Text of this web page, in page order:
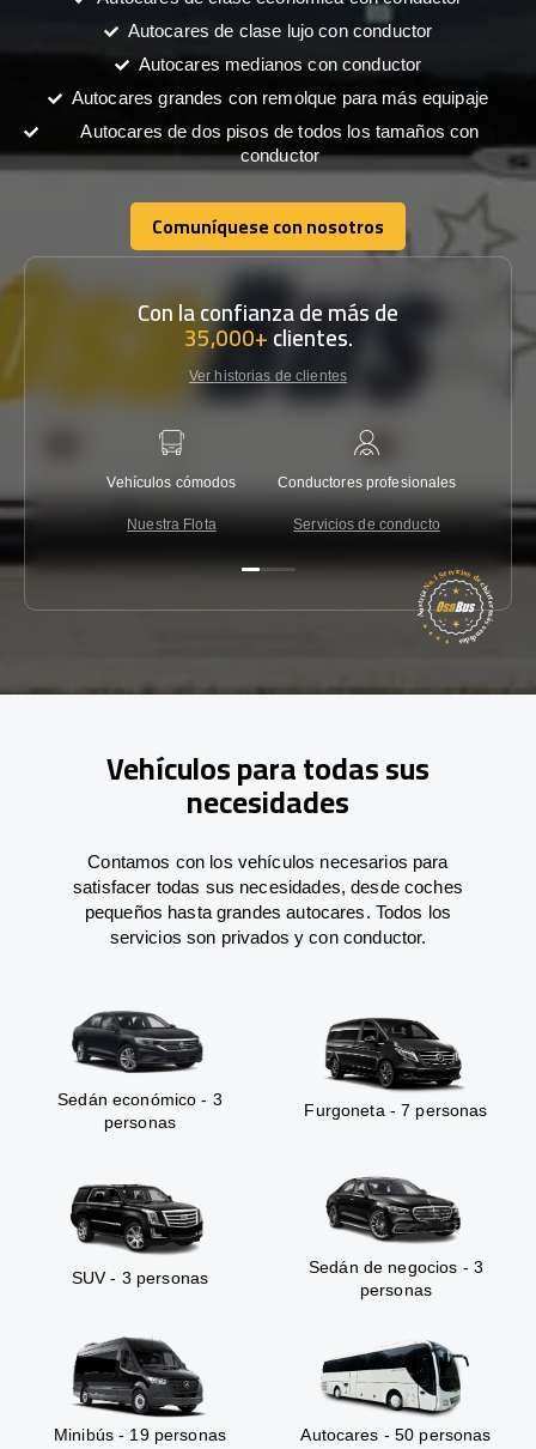
Autocares de clase lujo con conductor
Autocares medianos con conductor
Autocares grandes con remolque para más equipaje
Autocares de dos pisos de todos los tamaños con
conductor
Comuníquese con nosotros
Comuníquese con nosotros
Con la confianza de más de
35,000+clientes.
Ver historias de clientes
Vehículos cómodos
Nuestra Flota
Conductores profesionales
Servicios de conducto
Vehículos para todas sus
necesidades
Contamos con los vehículos necesarios para
satisfacer todas sus necesidades, desde coches
pequeños hasta grandes autocares. Todos los
servicios son privados y con conductor.
Sedán económico - 3
personas
Furgoneta - 7 personas
SUV - 3 personas
Sedán de negocios - 3
personas
Minibús - 19 personas Autocares - 50 personas